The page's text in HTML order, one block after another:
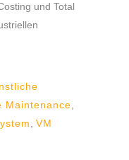
und Total
Maintenance,
, VM